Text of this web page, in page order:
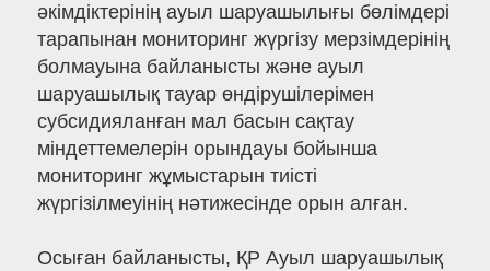
әкімдіктерінің ауыл шаруашылығы бөлімдері
тарапынан мониторинг жүргізу мерзімдерінің
болмауына байланысты және ауыл
шаруашылық тауар өндірушілерімен
субсидияланған мал басын сақтау
міндеттемелерін орындауы бойынша
мониторинг жұмыстарын тиісті
жүргізілмеуінің нәтижесінде орын алған.
Осыған байланысты, ҚР Ауыл шаруашылық